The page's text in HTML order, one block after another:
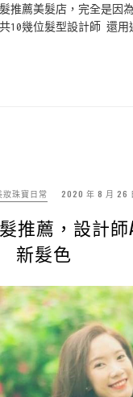
推薦美髮店，完全是因
10幾位髮型設計師 還用
妝珠寶日常 2020 年 8 月 26
推薦，設計
新髮色